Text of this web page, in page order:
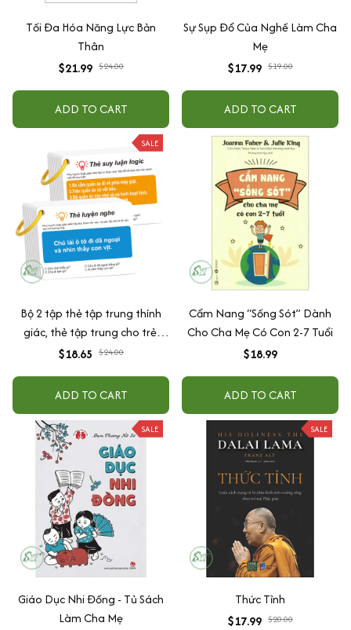
Tối Đa Hóa Năng Lực Bản
Thân
$21.99 $24.00
ADD TO CART
Sự Sụp Đổ Của Nghề Làm Cha
Mẹ
$17.99 $19.00
ADD TO CART
SALE
Bộ 2 tập thẻ tập trung thính
giác, thẻ tập trung cho trẻ,
tương tác giữa cha mẹ và con
$18.65 $24.00
ADD TO CART
Cẩm Nang “Sống Sót” Dành
Cho Cha Mẹ Có Con 2-7 Tuổi
$18.99
ADD TO CART
SALE
Giáo Dục Nhi Đồng - Tủ Sách
Làm Cha Mẹ
SALE
Thức Tỉnh
$17.99 $20.00